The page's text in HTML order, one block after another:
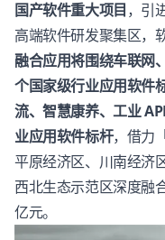
国产软件重大项目，引
高端软件研发聚集区，
融合应用将围绕车联网
个国家级行业应用软件
流、智慧康养、工业
业应用软件标杆，借力
平原经济区、川南经济
西北生态示范区深度融
亿元。